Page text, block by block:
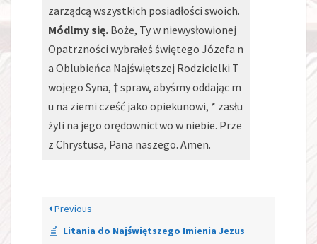
zarządcą wszystkich posiadłości swoich.
Módlmy się. Boże, Ty w niewysłowionej
Opatrzności wybrałeś świętego Józefa n
a Oblubieńca Najświętszej Rodzicielki T
wojego Syna, † spraw, abyśmy oddając m
u na ziemi cześć jako opiekunowi, * zasłu
żyli na jego orędownictwo w niebie. Prze
z Chrystusa, Pana naszego. Amen.
Previous
Litania do Najświętszego Imienia Jezus